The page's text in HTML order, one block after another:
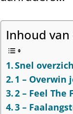
Inhoud van
Snel
1 – Overwin
2 – Feel The
3 –